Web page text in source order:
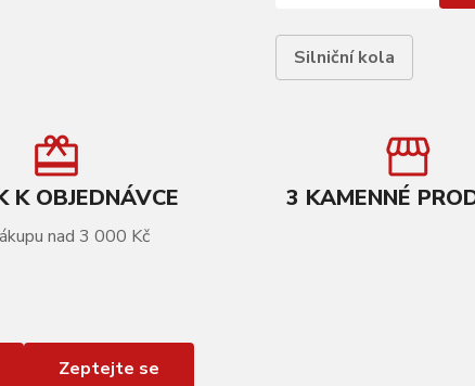
Silniční kola
K OBJEDNÁVCE
nad 3 000 Kč
3 KAMENNÉ
Zeptejte se